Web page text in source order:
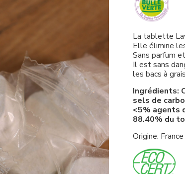
La tablette
Elle élimine
Sans parfum
Il est sans
les bacs à
Ingrédients:
sels de
<5% agents
88.40% du
Origine: France